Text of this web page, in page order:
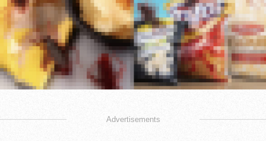
Advertisements